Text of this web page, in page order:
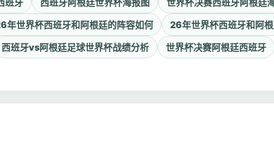
年世界杯西班牙和阿根廷的阵容如何 26年世界杯西班牙和阿
西班牙vs阿根廷足球世界杯战绩分析 世界杯决赛阿根廷西班牙